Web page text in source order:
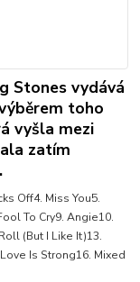
Stones vydává
toho
vyšla mezi
zatím
Off4. Miss You5.
To Cry9. Angie10.
(But I Like It)13.
Is Strong16. Mixed